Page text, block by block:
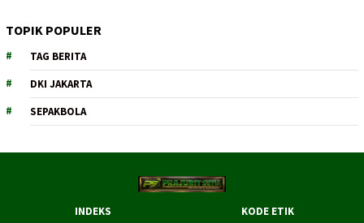
TOPIK POPULER
TAG BERITA
DKI JAKARTA
SEPAKBOLA
INDEKS
KODE ETIK